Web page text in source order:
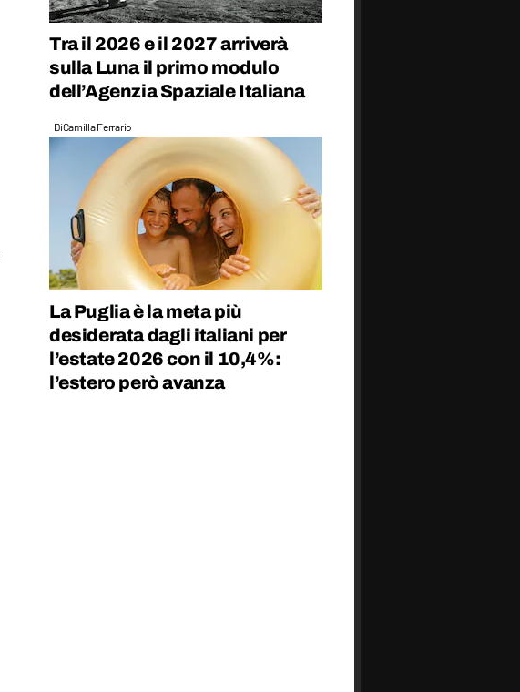
Tra il 2026 e il 2027 arriverà
sulla Luna il primo modulo
dell’Agenzia Spaziale Italiana
DiCamilla Ferrario
La Puglia è la meta più
desiderata dagli italiani per
l’estate 2026 con il 10,4%:
l’estero però avanza